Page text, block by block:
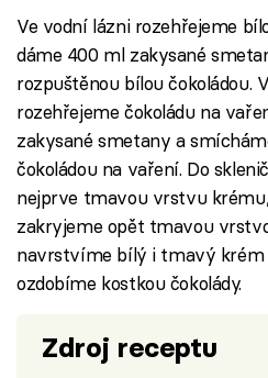
Ve vodní lázni rozehřejeme
dáme 400 ml zakysané
rozpuštěnou bílou čokoládou.
rozehřejeme čokoládu na
zakysané smetany a
čokoládou na vaření. Do
nejprve tmavou vrstvu
zakryjeme opět tmavou
navrstvíme bílý i tmavý krém
ozdobíme kostkou čokolády.
Zdroj receptu